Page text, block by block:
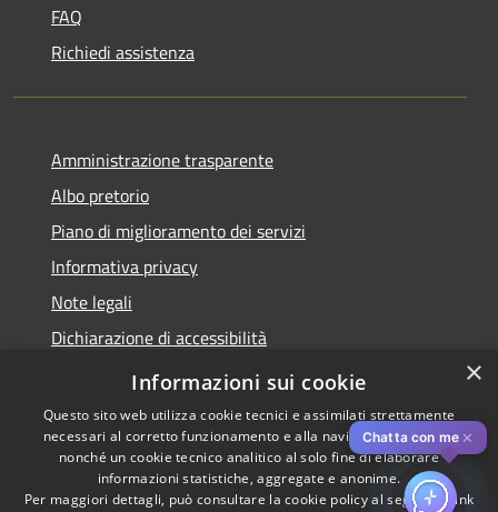
FAQ
Richiedi assistenza
Amministrazione trasparente
Albo pretorio
Piano di miglioramento dei servizi
Informativa privacy
Note legali
Dichiarazione di accessibilità
Obiettivi di accessibilità per l'anno 2025
Copyright © 2026 • Comune di
Chatta con me ✕
×
Informazioni sui cookie
Questo sito web utilizza cookie tecnici e assimilati strettamente
necessari al corretto funzionamento e alla navigazione del sito,
nonché un cookie tecnico analitico al solo fine di elaborare
informazioni statistiche, aggregate e anonime.
Per maggiori dettagli, può consultare la cookie policy al seguente link